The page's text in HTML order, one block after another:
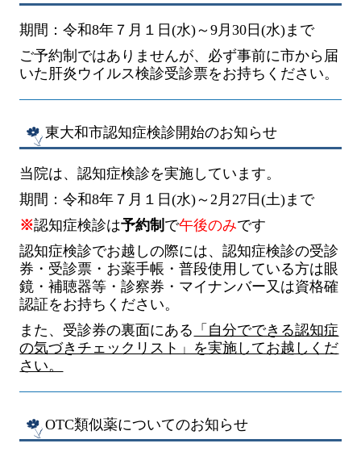
期間：令和8年７月１日(水)～9月30日(水) まで
ご予約制ではありませんが、必ず事前に市から届
いた肝炎ウイルス検診受診票をお持ちください。
東大和市認知症検診開始のお知らせ
当院は、認知症検診を実施しています。
期間：令和8年７月１日(水)～2月27日(土) まで
※認知症検診は予約制 で午後のみです
認知症検診でお越しの際には、認知症検診の受診
券・受診票・お薬手帳・普段使用している方は眼
鏡・補聴器等・診察券・マイナンバー又は資格確
認証をお持ちください。
また、受診券の裏面にある 「自分でできる認知症
の気づきチェックリスト」を実施してお越しくだ
さい。
OTC類似薬についてのお知らせ